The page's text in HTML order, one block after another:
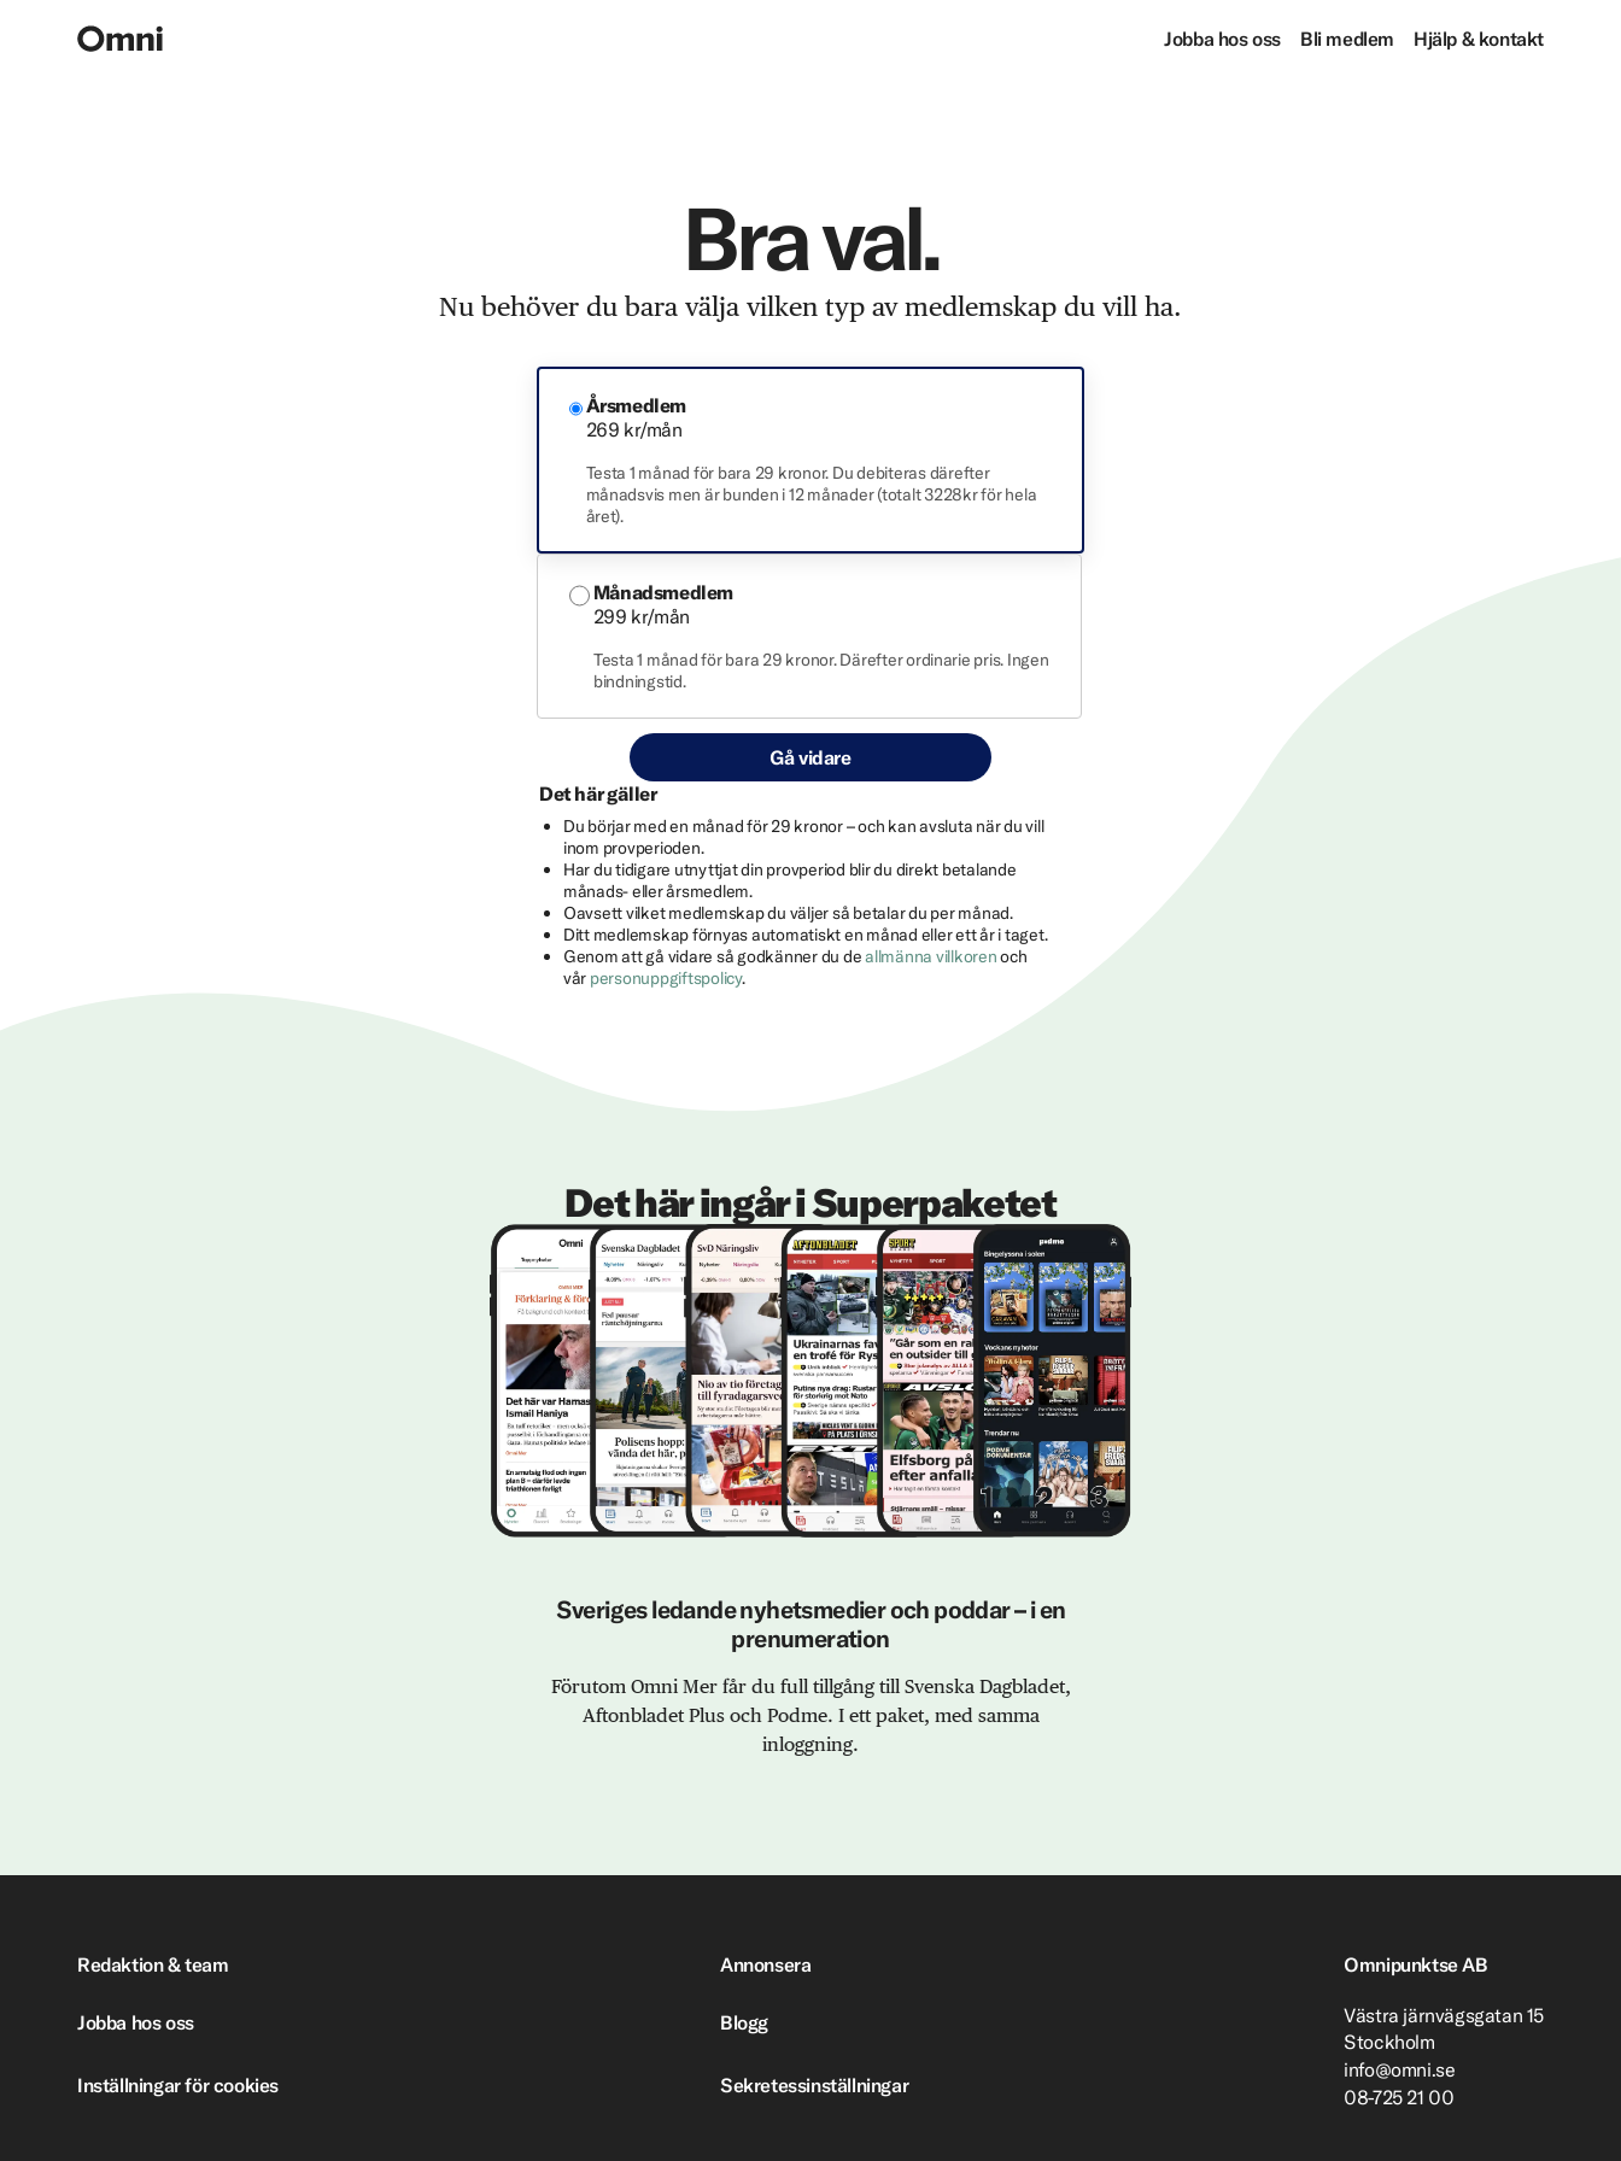
Jobba hos oss Bli medlem Hjälp & kontakt
Bra val.
Nu behöver du bara välja vilken typ av medlemskap du vill ha.
Årsmedlem
269 kr/mån
Testa 1 månad för bara 29 kronor. Du debiteras därefter
månadsvis men är bunden i 12 månader (totalt 3228kr för hela
året).
Månadsmedlem
299 kr/mån
Testa 1 månad för bara 29 kronor. Därefter ordinarie pris. Ingen
bindningstid.
Gå vidare
Det här gäller
Du börjar med en månad för 29 kronor – och kan avsluta när du vill
inom provperioden.
Har du tidigare utnyttjat din provperiod blir du direkt betalande
månads- eller årsmedlem.
Oavsett vilket medlemskap du väljer så betalar du per månad.
Ditt medlemskap förnyas automatiskt en månad eller ett år i taget.
Genom att gå vidare så godkänner du deallmänna villkorenoch
vår personuppgiftspolicy.
Det här ingår i Superpaketet
Sveriges ledande nyhetsmedier och poddar – i en
prenumeration
Förutom Omni Mer får du full tillgång till Svenska Dagbladet,
Aftonbladet Plus och Podme. I ett paket, med samma
inloggning.
Redaktion & team Annonsera
Jobba hos oss Blogg
Inställningar för cookies Sekretessinställningar
Omnipunktse AB
Västra järnvägsgatan 15
Stockholm
info@omni.se
08-725 21 00